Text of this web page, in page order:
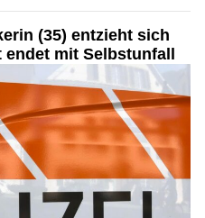
(35) entzieht sich
mit Selbstunfall